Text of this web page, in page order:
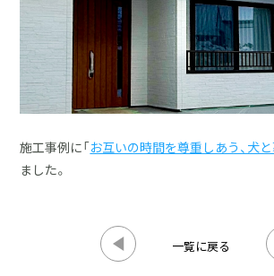
施工事例に「お互いの時間を尊重しあう、犬
ました。
一覧に戻る